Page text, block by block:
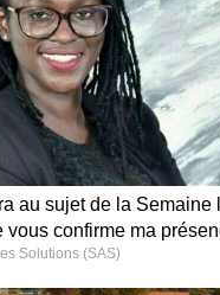
au sujet de la Semaine
vous confirme ma
Solutions (SAS)